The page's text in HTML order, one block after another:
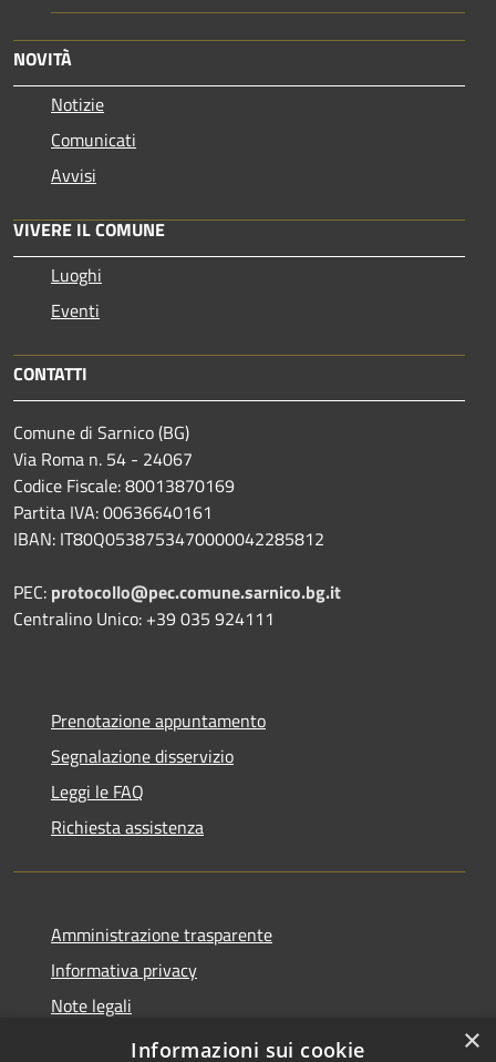
NOVITÀ
Notizie
Comunicati
Avvisi
VIVERE IL COMUNE
Luoghi
Eventi
CONTATTI
Comune di Sarnico (BG)
Via Roma n. 54 - 24067
Codice Fiscale: 80013870169
Partita IVA: 00636640161
IBAN: IT80Q0538753470000042285812
PEC: protocollo@pec.comune.sarnico.bg.it
Centralino Unico: +39 035 924111
Prenotazione appuntamento
Segnalazione disservizio
Leggi le FAQ
Richiesta assistenza
Amministrazione trasparente
Informativa privacy
Note legali
Dichiarazione di accessibilità
×
Informazioni sui cookie